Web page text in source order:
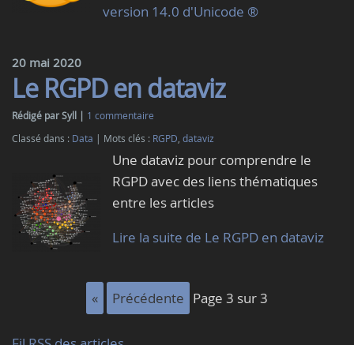
version 14.0 d'Unicode ®
20 mai 2020
Le RGPD en dataviz
Rédigé par Syll
1 commentaire
Classé dans : Data Mots clés : RGPD, dataviz
Une dataviz pour comprendre le
RGPD avec des liens thématiques
entre les articles
Lire la suite de Le RGPD en dataviz
« précédente page 3 sur 3